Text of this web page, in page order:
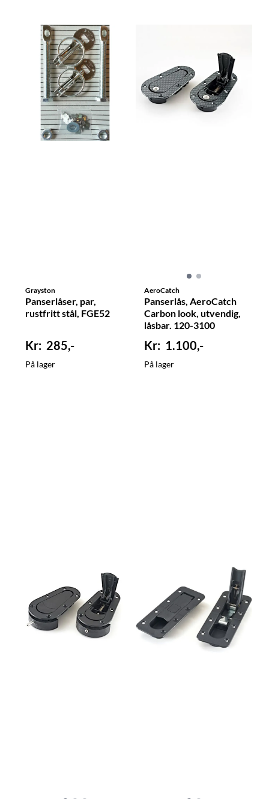
Grayston
Panserlåser, par,
rustfritt stål, FGE52
285,-
På lager
AeroCatch
Panserlås, AeroCatch
Carbon look, utvendig,
låsbar. 120-3100
1.100,-
På lager